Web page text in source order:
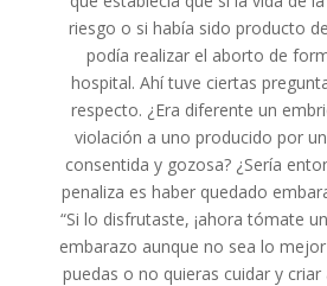
riesgo o si había sido producto
podía realizar el aborto de
hospital. Ahí tuve ciertas
respecto. ¿Era diferente un
violación a uno producido por
consentida y gozosa? ¿Sería
penaliza es haber quedado
“Si lo disfrutaste, ¡ahora tómate
embarazo aunque no sea lo
puedas o no quieras cuidar y criar